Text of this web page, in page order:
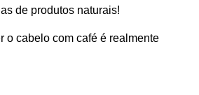
de produtos naturais!
o cabelo com café é realmente